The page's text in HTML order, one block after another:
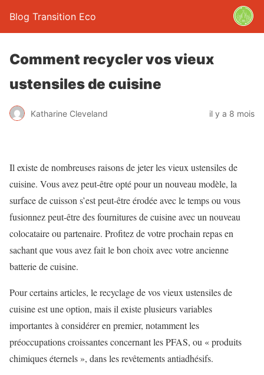
Blog Transition Eco
Comment recycler vos vieux
ustensiles de cuisine
Katharine Cleveland il y a 8 mois
Il existe de nombreuses raisons de jeter les vieux ustensiles de
cuisine. Vous avez peut-être opté pour un nouveau modèle, la
surface de cuisson s’est peut-être érodée avec le temps ou vous
fusionnez peut-être des fournitures de cuisine avec un nouveau
colocataire ou partenaire. Profitez de votre prochain repas en
sachant que vous avez fait le bon choix avec votre ancienne
batterie de cuisine.
Pour certains articles, le recyclage de vos vieux ustensiles de
cuisine est une option, mais il existeplusieurs variables
importantes à considérer en premier, notamment les
préoccupations croissantes concernant les PFAS, ou « produits
chimiques éternels », dans les revêtements antiadhésifs.